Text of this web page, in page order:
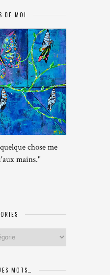
DE MOI
chose me
mains."
MOTS…